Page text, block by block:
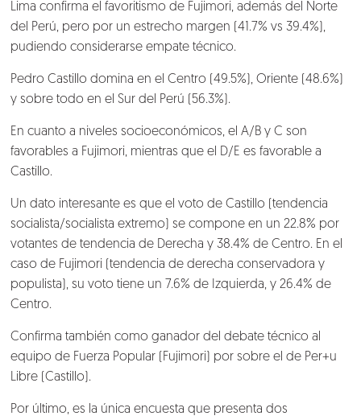
Lima confirma el favoritismo de Fujimori, además del Norte
del Perú, pero por un estrecho margen (41.7% vs 39.4%),
pudiendo considerarse empate técnico.
Pedro Castillo domina en el Centro (49.5%), Oriente (48.6%)
y sobre todo en el Sur del Perú (56.3%).
En cuanto a niveles socioeconómicos, el A/B y C son
favorables a Fujimori, mientras que el D/E es favorable a
Castillo.
Un dato interesante es que el voto de Castillo (tendencia
socialista/socialista extremo) se compone en un 22.8% por
votantes de tendencia de Derecha y 38.4% de Centro. En el
caso de Fujimori (tendencia de derecha conservadora y
populista), su voto tiene un 7.6% de Izquierda, y 26.4% de
Centro.
Confirma también como ganador del debate técnico al
equipo de Fuerza Popular (Fujimori) por sobre el de Per+u
Libre (Castillo).
Por último, es la única encuesta que presenta dos